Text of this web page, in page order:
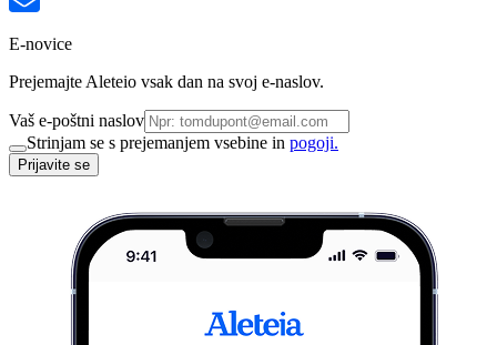
E-novice
Prejemajte Aleteio vsak dan na svoj e-naslov.
Vaš e-poštni naslov
Strinjam se s prejemanjem vsebine in pogoji.
Prijavite se